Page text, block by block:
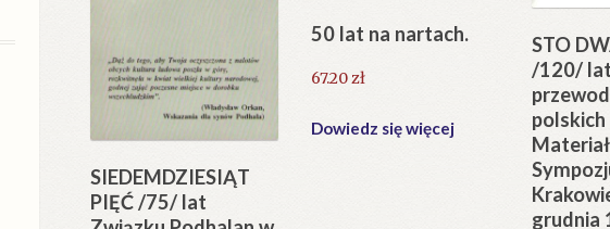
SIEDEMDZIESIĄT
PIĘĆ /75/ lat
50 lat na nartach.
67.20zł
Dowiedz się więcej
STO
/120/
grudnia